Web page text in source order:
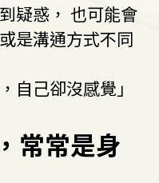
疑惑， 也可能會
是溝通方式不同
自己卻沒感覺」
常常是身